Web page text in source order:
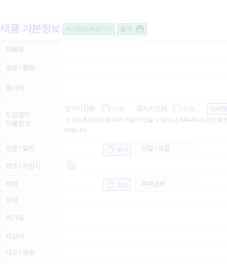
제품 기본정보 허가정보 바로가기 출 력
제품명
성분 / 함량
첨가제
도핑금지
약물정보
경기기간중 : 허용 경기기간외 : 허용
상세
※ 국소투여경로 등 예외 적용이 있을 수 있으니, KADA 누리집으로
바랍니다.
전문 / 일반 복사 단일 / 복합
제조 / 수입사
제형 복사 투여경로
성상
허가일
재심사
대조 / 생동